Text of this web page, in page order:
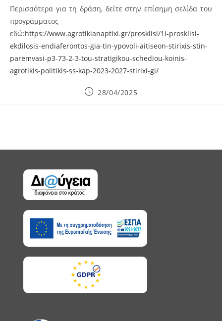
Περισσότερα για τη δράση, δείτε στην επίσημη σελίδα του
προγράμματος
εδώ:https://www.agrotikianaptixi.gr/prosklisi/1i-prosklisi-
ekdilosis-endiaferontos-gia-tin-ypovoli-aitiseon-stirixis-stin-
paremvasi-p3-73-2-3-tou-stratigikou-schediou-koinis-
agrotikis-politikis-ss-kap-2023-2027-stirixi-gi/
Post28/04/2025